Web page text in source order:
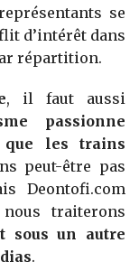
se
d’intérêt dans
répartition.
, il faut aussi
passionne
que les trains
peut-être pas
Deontofi.com
traiterons
sous un autre
.